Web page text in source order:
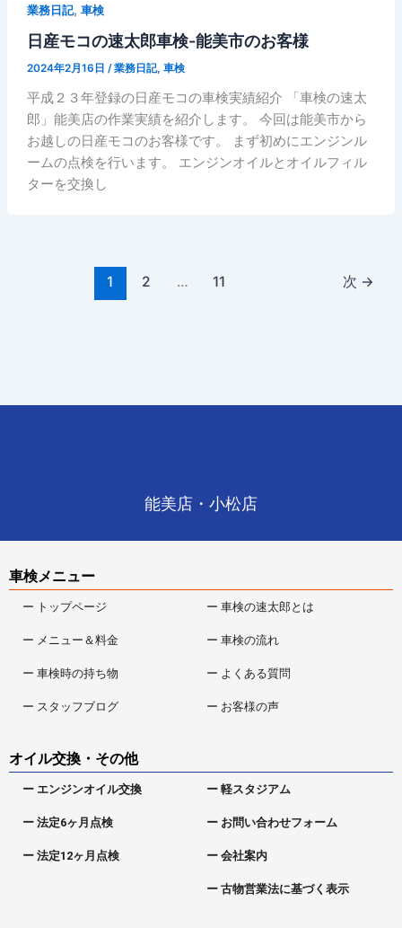
業務日記, 車検
日産モコの速太郎車検-能美市のお客様
2024年2月16日 /業務日記, 車検
平成２３年登録の日産モコの車検実績紹介 「車検の速太
郎」能美店の作業実績を紹介します。 今回は能美市から
お越しの日産モコのお客様です。 まず初めにエンジンル
ームの点検を行います。 エンジンオイルとオイルフィル
ターを交換し
1 2 … 11 次 →
能美店・小松店
車検メニュー
ー トップページ
ー メニュー＆料金
ー 車検時の持ち物
ー スタッフブログ
ー 車検の速太郎とは
ー 車検の流れ
ー よくある質問
ー お客様の声
オイル交換・その他
ー エンジンオイル交換
ー 法定6ヶ月点検
ー 法定12ヶ月点検
ー 軽スタジアム
ー お問い合わせフォーム
ー 会社案内
ー 古物営業法に基づく表示